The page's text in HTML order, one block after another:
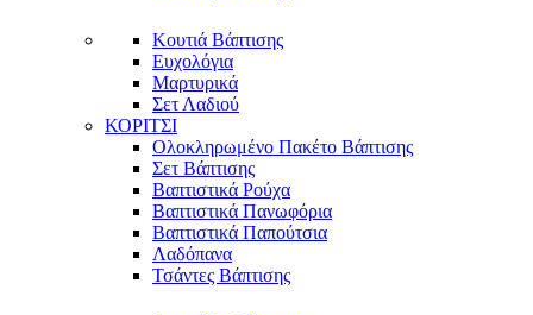
Κουτιά Βάπτισης
Ευχολόγια
Μαρτυρικά
Σετ Λαδιού
ΚΟΡΙΤΣΙ
Ολοκληρωμένο Πακέτο Βάπτισης
Σετ Βάπτισης
Βαπτιστικά Ρούχα
Βαπτιστικά Πανωφόρια
Βαπτιστικά Παπούτσια
Λαδόπανα
Τσάντες Βάπτισης